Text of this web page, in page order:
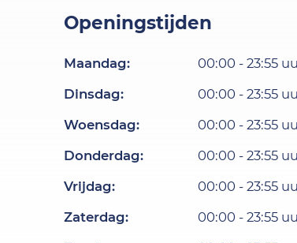
Openingstijden
Maandag: 00:00 -23:55
Dinsdag: 00:00 -23:55
Woensdag: 00:00 -23:55
Donderdag: 00:00 -23:55
Vrijdag: 00:00 -23:55
Zaterdag: 00:00 -23:55